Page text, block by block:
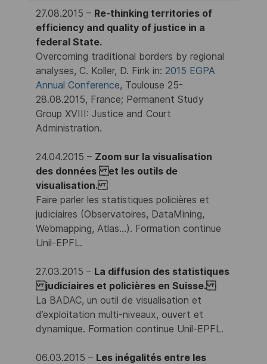
27.08.2015 – Re-thinking territories of
efficiency and quality of justice in a
federal State.
Overcoming traditional borders by regional
analyses, C. Koller, D. Fink in: 2015 EGPA
Annual Conference, Toulouse 25-
28.08.2015, France; Permanent Study
Group XVIII: Justice and Court
Administration.
24.04.2015 – Zoom sur la visualisation
des données et les outils de
visualisation.
Faire parler les statistiques policières et
judiciaires (Observatoires, DataMining,
Webmapping, Atlas…). Formation continue
Unil-EPFL.
27.03.2015 – La diffusion des statistiques
judiciaires et policières en Suisse.
La BADAC, un outil de visualisation et
d’exploitation multi-niveaux, ouvert et
dynamique. Formation continue Unil-EPFL.
06.03.2015 – Les inégalités entre les